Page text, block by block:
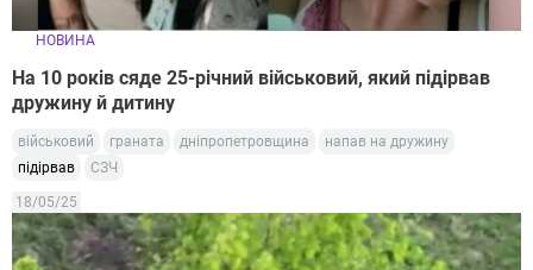
НОВИНА
На 10 років сяде 25-річний військовий, який підірвав
дружину й дитину
військовий граната дніпропетровщина
напав на дружину
підірвав
СЗЧ
18/05/25